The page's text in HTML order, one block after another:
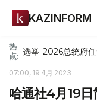
KAZINFORM
热
点: 选举-2026总统府
07:00, 19 4月 2023
哈通社4月19